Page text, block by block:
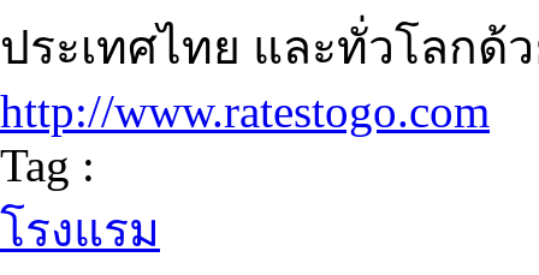
ประเทศไทย และทั่วโลกด้
http://www.ratestogo.com
Tag :
โรงแรม